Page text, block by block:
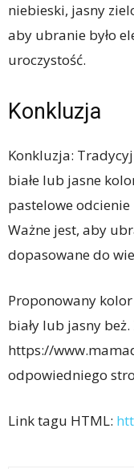
niebieski, jasny
aby ubranie było
uroczystość.
Konkluzja
Konkluzja:
białe lub jasne
pastelowe
Ważne jest, aby
dopasowane do
Proponowany
biały lub jasny
https://
odpowiedniego
Link tagu HTML: